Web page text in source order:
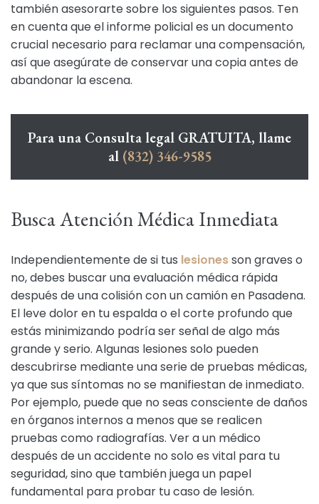
también asesorarte sobre los siguientes pasos. Ten
en cuenta que el informe policial es un documento
crucial necesario para reclamar una compensación,
así que asegúrate de conservar una copia antes de
abandonar la escena.
Para una Consulta legal GRATUITA, llame
al (832) 346-9585
Busca Atención Médica Inmediata
Independientemente de si tus lesionesson graves o
no, debes buscar una evaluación médica rápida
después de una colisión con un camión en Pasadena.
El leve dolor en tu espalda o el corte profundo que
estás minimizando podría ser señal de algo más
grande y serio. Algunas lesiones solo pueden
descubrirse mediante una serie de pruebas médicas,
ya que sus síntomas no se manifiestan de inmediato.
Por ejemplo, puede que no seas consciente de daños
en órganos internos a menos que se realicen
pruebas como radiografías. Ver a un médico
después de un accidente no solo es vital para tu
seguridad, sino que también juega un papel
fundamental para probar tu caso de lesión.